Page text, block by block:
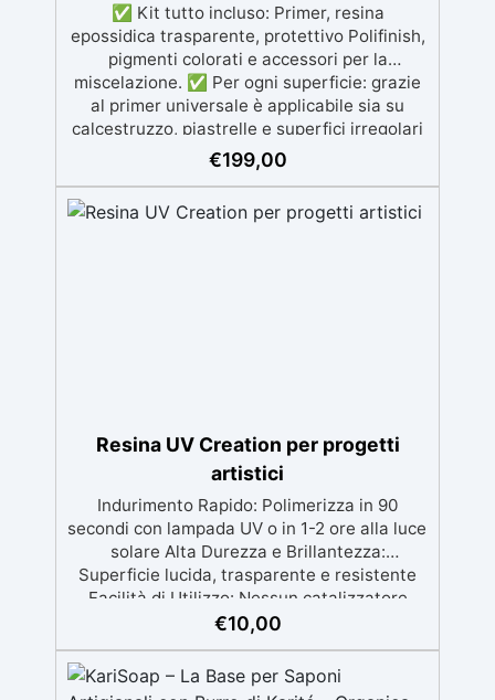
✅ Kit tutto incluso: Primer, resina
epossidica trasparente, protettivo Polifinish,
pigmenti colorati e accessori per la
miscelazione. ✅ Per ogni superficie: grazie
al primer universale è applicabile sia su
calcestruzzo, piastrelle e superfici irregolari
o danneggiate. ✅ Facile da applicare: Video
Guida completa inclusa, 3 semplici passaggi,
finitura protettiva antigraffio. ✅ Risultati
€199,00
Resina UV Creation per progetti
artistici
Indurimento Rapido: Polimerizza in 90
secondi con lampada UV o in 1-2 ore alla luce
solare Alta Durezza e Brillantezza:
Superficie lucida, trasparente e resistente
Facilità di Utilizzo: Nessun catalizzatore
richiesto, applicala e indurisce subito
decorazioni personalizzate Nuova Formula:
Non lascia superfici appiccicose, risultato
€10,00